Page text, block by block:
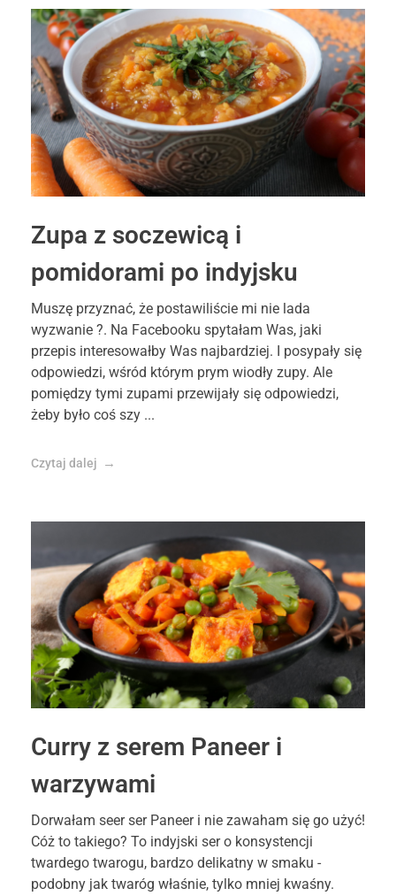
Zupa z soczewicą i
pomidorami po indyjsku
Muszę przyznać, że postawiliście mi nie lada
wyzwanie ?. Na Facebooku spytałam Was, jaki
przepis interesowałby Was najbardziej. I posypały się
odpowiedzi, wśród którym prym wiodły zupy. Ale
pomiędzy tymi zupami przewijały się odpowiedzi,
żeby było coś szy ...
Czytaj dalej
Curry z serem Paneer i
warzywami
Dorwałam seer ser Paneer i nie zawaham się go użyć!
Cóż to takiego? To indyjski ser o konsystencji
twardego twarogu, bardzo delikatny w smaku -
podobny jak twaróg właśnie, tylko mniej kwaśny.